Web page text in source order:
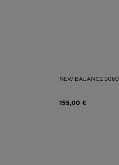
NEW BALANCE 9060
155,00 €